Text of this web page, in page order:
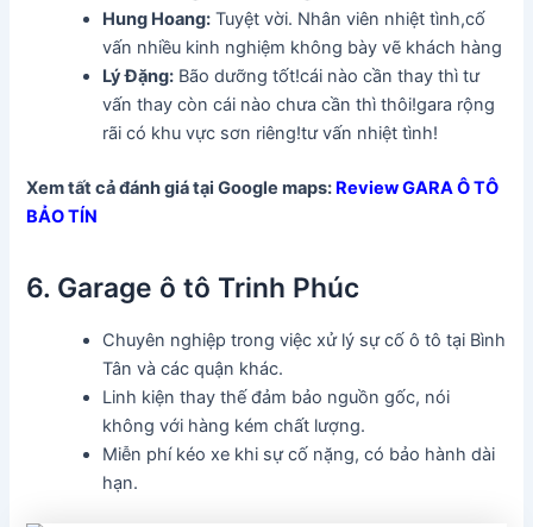
Hung Hoang: Tuyệt vời. Nhân viên nhiệt tình,cố
vấn nhiều kinh nghiệm không bày vẽ khách hàng
Lý Đặng: Bão dưỡng tốt!cái nào cần thay thì tư
vấn thay còn cái nào chưa cần thì thôi!gara rộng
rãi có khu vực sơn riêng!tư vấn nhiệt tình!
Xem tất cả đánh giá tại Google maps: Review GARA Ô TÔ
BẢO TÍN
6. Garage ô tô Trinh Phúc
Chuyên nghiệp trong việc xử lý sự cố ô tô tại Bình
Tân và các quận khác.
Linh kiện thay thế đảm bảo nguồn gốc, nói
không với hàng kém chất lượng.
Miễn phí kéo xe khi sự cố nặng, có bảo hành dài
hạn.